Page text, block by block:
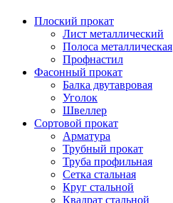
Плоский прокат
Лист металлический
Полоса металлическая
Профнастил
Фасонный прокат
Балка двутавровая
Уголок
Швеллер
Сортовой прокат
Арматура
Трубный прокат
Труба профильная
Сетка стальная
Круг стальной
Квадрат стальной